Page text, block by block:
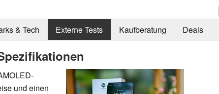
& Tech Externe Tests Kaufberatung Deals
und einen